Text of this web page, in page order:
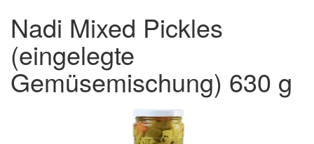
Nadi Mixed Pickles
(eingelegte
Gemüsemischung) 630 g